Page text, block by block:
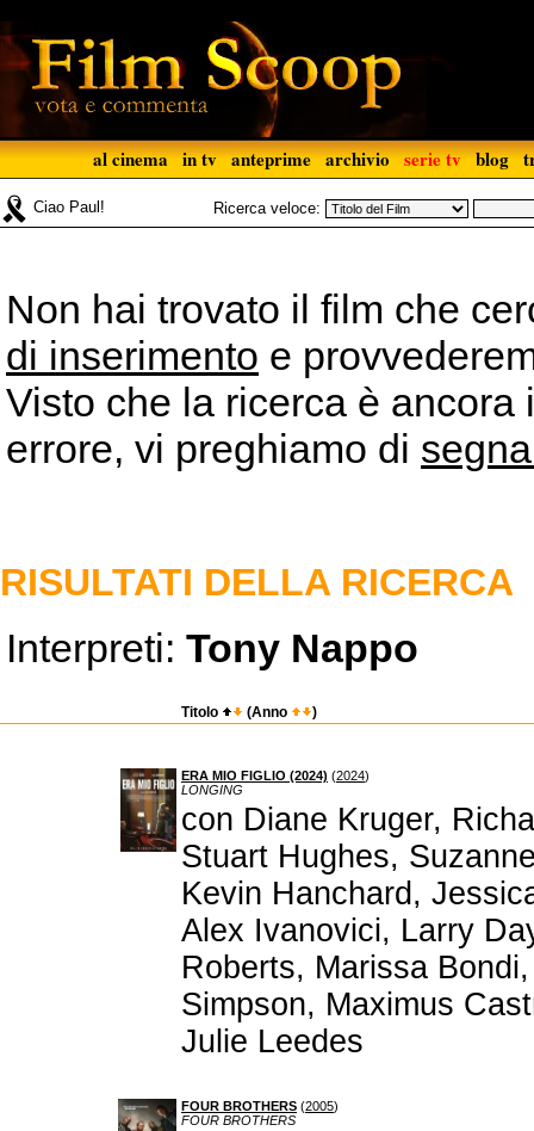
al cinema in tv anteprime archivio serie tv blog
Ciao Paul! Ricerca veloce:
Non hai trovato il film che
di inserimento e
Visto che la ricerca è
errore, vi preghiamo di
RISULTATI DELLA RICERCA
Interpreti: Tony Nappo
Titolo (Anno )
ERA MIO FIGLIO (2024) (2024)
LONGING
con Diane Kruger,
Stuart Hughes,
Kevin Hanchard,
Alex Ivanovici, Larry
Roberts, Marissa
Simpson, Maximus
Julie Leedes
FOUR BROTHERS (2005)
FOUR BROTHERS